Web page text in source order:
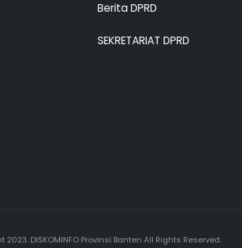
Berita DPRD
SEKRETARIAT DPRD
2023. DISKOMINFO Provinsi Banten All Rights Reserved.